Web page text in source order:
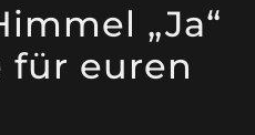
„Ja“
für euren